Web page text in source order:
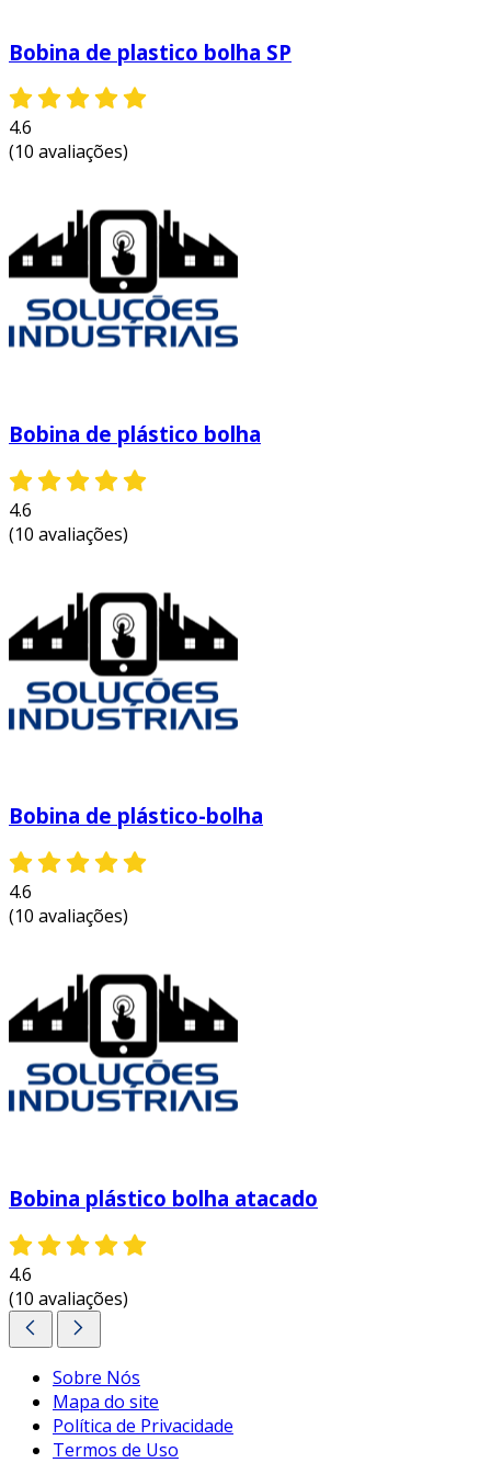
Bobina de plastico bolha SP
4.6
(10 avaliações)
Bobina de plástico bolha
4.6
(10 avaliações)
Bobina de plástico-bolha
4.6
(10 avaliações)
Bobina plástico bolha atacado
4.6
(10 avaliações)
Sobre Nós
Mapa do site
Política de Privacidade
Termos de Uso